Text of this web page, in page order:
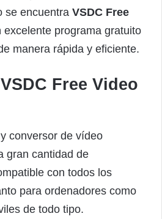
se encuentra VSDC Free
excelente programa gratuito
manera rápida y eficiente.
Free Video
conversor de vídeo
gran cantidad de
con todos los
para ordenadores como
de todo tipo.